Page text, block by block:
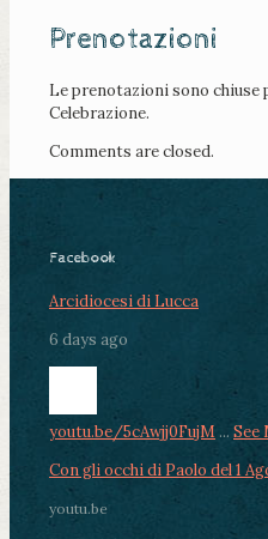
Prenotazioni
Le prenotazioni sono chiuse
Celebrazione.
Comments are closed.
Facebook
Arcidiocesi di Lucca
6 days ago
youtu.be/5cAwjj0FujM ... See
Con gli occhi di Paolo del 1
youtu.be